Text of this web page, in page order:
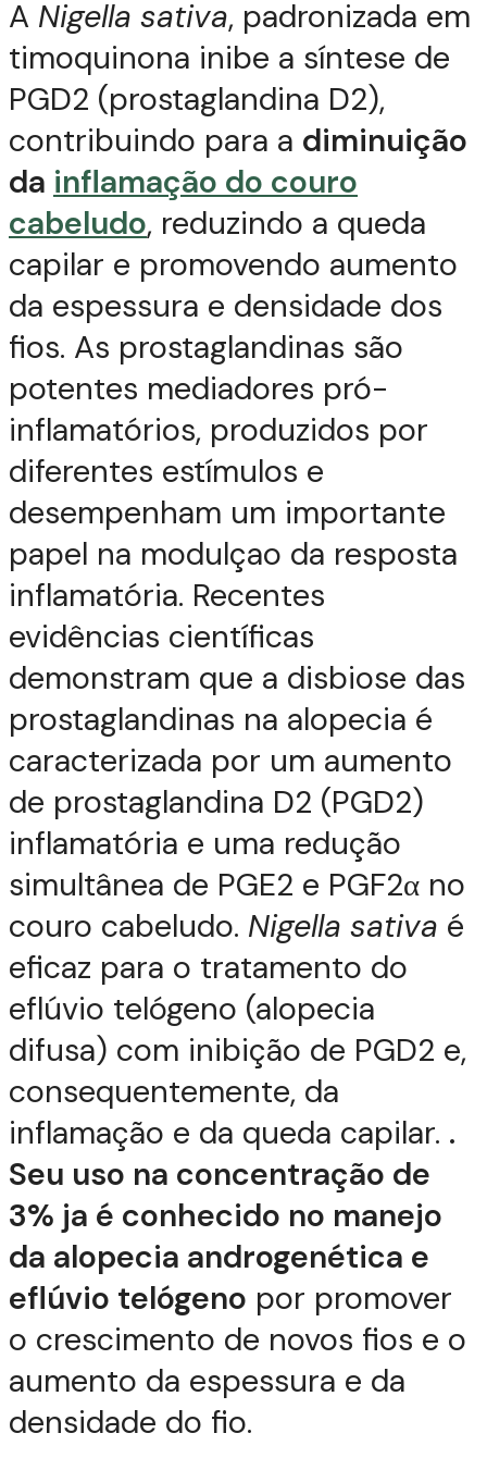
A Nigella sativa, padronizada em
timoquinona inibe a síntese de
PGD2 (prostaglandina D2),
contribuindo para a diminuição
da inflamação do couro
cabeludo, reduzindo a queda
capilar e promovendo aumento
da espessura e densidade dos
fios. As prostaglandinas são
potentes mediadores pró-
inflamatórios, produzidos por
diferentes estímulos e
desempenham um importante
papel na modulçao da resposta
inflamatória. Recentes
evidências científicas
demonstram que a disbiose das
prostaglandinas na alopecia é
caracterizada por um aumento
de prostaglandina D2 (PGD2)
inflamatória e uma redução
simultânea de PGE2 e PGF2α no
couro cabeludo. Nigella sativa é
eficaz para o tratamento do
eflúvio telógeno (alopecia
difusa) com inibição de PGD2 e,
consequentemente, da
inflamação e da queda capilar. .
Seu uso na concentração de
3% ja é conhecido no manejo
da alopecia androgenética e
eflúvio telógeno por promover
o crescimento de novos fios e o
aumento da espessura e da
densidade do fio.